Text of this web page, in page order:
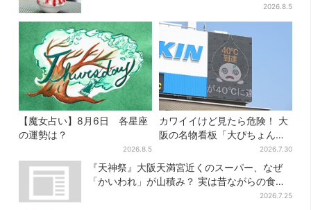
2026.8.5
【魔女占い】8月6日 各星座
の運勢は？
2026.8.5
カワイイけど見たら危険！ 大
阪の名物看板「大ぴちょんく
ん」に異変、青→真っ黒に…
2026.7.30
『天神祭』大阪天満宮近くのスーパー、なぜ
「かいわれ」が山積み？ 実は昔ながらの食文
2026.7.25